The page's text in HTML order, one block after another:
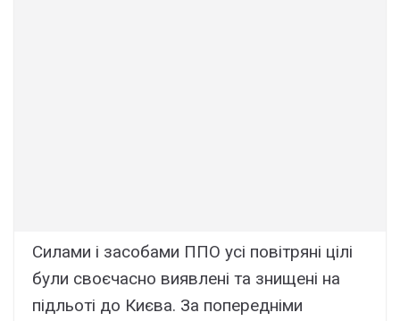
Силами і засобами ППО усі повітряні цілі
були своєчасно виявлені та знищені на
підльоті до Києва. За попередніми